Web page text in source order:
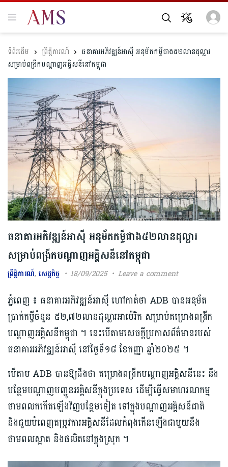
ព្រឹត្តិការណ៍
ធនាគារ​អភិវឌ្ឍន៍​អាស៊ី អនុម័ត​កម្ចីជាង​៥២លានដុល្លារ​
សម្រាប់ពង្រីក​បណ្ដាញអគ្គិសនីនៅកម្ពុជា​
ធនាគារ​អភិវឌ្ឍន៍​អាស៊ី អនុម័ត​កម្ចីជាង​៥២លានដុល្លារ​
សម្រាប់ពង្រីក​បណ្ដាញអគ្គិសនីនៅកម្ពុជា​
ព្រឹត្តិការណ៍,សេដ្ឋកិច្ច 18/09/2025 Leave a comment
ភ្នំពេញ ៖ ធនាគារអភិវឌ្ឍន៍​អាស៊ី ហៅកាត់ថា​ ADB បាន​អនុម័ត​
ប្រាក់កម្ចីចំនួន ៥២,៧២​លានដុល្លារអាម៉េរិក​ សម្រាប់​គម្រោងពង្រីក​
បណ្ដាញអគ្គិសនីកម្ពុជា ។​​ នេះបើតាម​សេចក្ដីប្រកាសព័ត៌មានរបស់
ធនាគារអភិវឌ្ឍន៍អាស៊ី នៅថ្ងៃទី១៨ ខែកញ្ញា ឆ្នាំ២០២៥ ។​
បើតាម ADB បានឱ្យដឹងថា គម្រោងពង្រីក​បណ្ដាញអគ្គិសនី​នេះ នឹង​
បន្ថែម​បណ្ដាញ​បញ្ជូនអគ្គិសនី​ក្នុងប្រទេស ដើម្បីធ្វើ​សមាហរណកម្ម​
ថាមពលកកើតឡើងវិញបន្ថែមទៀត ទៅក្នុង​បណ្ដាញអគ្គិសនីជាតិ
និងជួយ​បំពេញតម្រូវការ​អគ្គិសនី​ដែលកំពុង​កើនឡើង​ជាមួយនឹង​
ថាមពល​ស្អាត និងផលិត​នៅក្នុងស្រុក ។